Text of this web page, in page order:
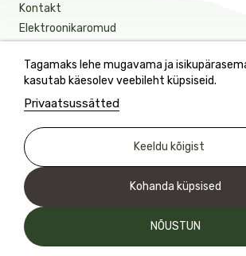
Kontakt
Elektroonikaromud
Saage meie värskeimaid uudiseid
See sait on kaitstud reCAPTCHA-ga.
Tagamaks lehe mugavama ja
kasutab käesolev veebileht küpsiseid.
Privaatsussätted
Keeldu kõigist
Kohanda küpsised
NÕUSTUN